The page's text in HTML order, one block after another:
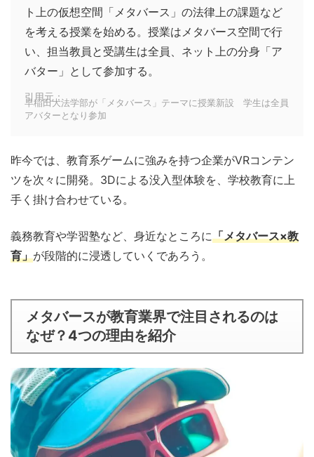
ト上の仮想空間「メタバース」の法律上の課題など
を考える授業を始める。授業はメタバース空間で行
い、担当教員と受講生は全員、ネット上の分身「ア
バター」として参加する。
引用元：
早稲田大法学部が「メタバース」テーマに授業新設 学生は全員
アバターとなり参加
昨今では、教育系ゲームに強みを持つ企業がVRコンテン
ツを次々に開発。3Dによる没入型体験を、学校教育に上
手く掛け合わせている。
義務教育や学習塾など、身近なところに「メタバース×教
育」が段階的に浸透していくであろう。
メタバースが教育業界で注目されるのは
なぜ？4つの理由を紹介